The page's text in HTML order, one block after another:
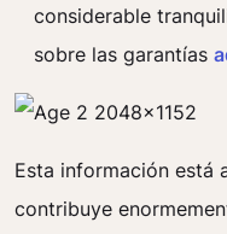
considerable
sobre las garantías
Esta información está
contribuye